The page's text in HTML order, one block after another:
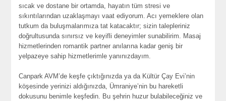
sıcak ve dostane bir ortamda, hayatın tüm stresi ve
sıkıntılarından uzaklaşmayı vaat ediyorum. Acı yemeklere olan
tutkum da buluşmalarımıza tat katacaktır; sizin talepleriniz
doğrultusunda sınırsız ve keyifli deneyimler sunabilirim. Masaj
hizmetlerinden romantik partner anılarına kadar geniş bir
yelpazeye sahip hizmetlerimle yanınızdayım.
Canpark AVM’de keşfe çıktığınızda ya da Kültür Çay Evi’nin
köşesinde yerinizi aldığınızda, Ümraniye’nin bu hareketli
dokusunu benimle keşfedin. Bu şehrin huzur bulabileceğiniz ve